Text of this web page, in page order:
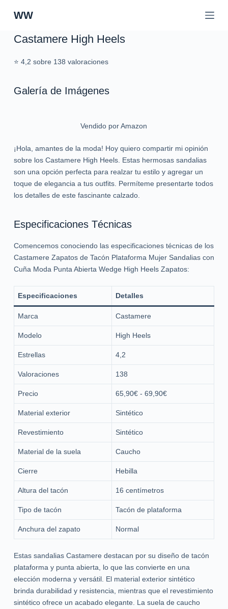
S
n
WW
Castamere High Heels
⭐ 4,2 sobre 138 valoraciones
Galería de Imágenes
Vendido por Amazon
¡Hola, amantes de la moda! Hoy quiero compartir mi opinión
sobre los Castamere High Heels. Estas hermosas sandalias
son una opción perfecta para realzar tu estilo y agregar un
toque de elegancia a tus outfits. Permíteme presentarte todos
los detalles de este fascinante calzado.
Especificaciones Técnicas
Comencemos conociendo las especificaciones técnicas de los
Castamere Zapatos de Tacón Plataforma Mujer Sandalias con
Cuña Moda Punta Abierta Wedge High Heels Zapatos:
Especificaciones Detalles
Marca Castamere
Modelo High Heels
Estrellas 4,2
Valoraciones 138
Precio 65,90€ - 69,90€
Material exterior Sintético
Revestimiento Sintético
Material de la suela Caucho
Cierre Hebilla
Altura del tacón 16 centímetros
Tipo de tacón Tacón de plataforma
Anchura del zapato Normal
Estas sandalias Castamere destacan por su diseño de tacón
plataforma y punta abierta, lo que las convierte en una
elección moderna y versátil. El material exterior sintético
brinda durabilidad y resistencia, mientras que el revestimiento
sintético ofrece un acabado elegante. La suela de caucho